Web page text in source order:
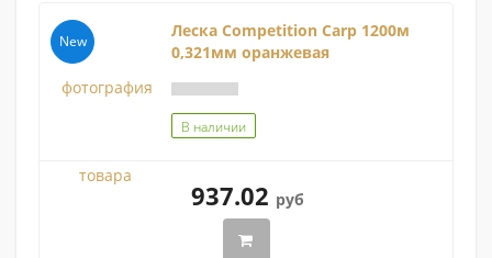
New
Леска Competition Carp 1200м
0,321мм оранжевая
В наличии
937.02 руб